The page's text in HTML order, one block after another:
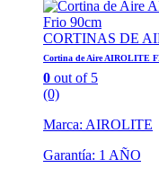
CORTINAS DE
Cortina de Aire AIROLITE
0 out of 5
(0)
Marca: AIROLITE
Garantía: 1 AÑO